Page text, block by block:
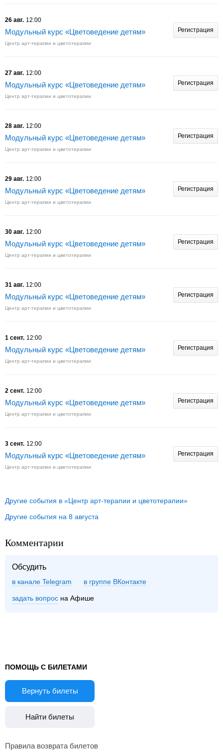
26 авг. 12:00
Модульный курс «Цветоведение детям»
Центр арт-терапии и цветотерапии
Регистрация
27 авг. 12:00
Модульный курс «Цветоведение детям»
Центр арт-терапии и цветотерапии
Регистрация
28 авг. 12:00
Модульный курс «Цветоведение детям»
Центр арт-терапии и цветотерапии
Регистрация
29 авг. 12:00
Модульный курс «Цветоведение детям»
Центр арт-терапии и цветотерапии
Регистрация
30 авг. 12:00
Модульный курс «Цветоведение детям»
Центр арт-терапии и цветотерапии
Регистрация
31 авг. 12:00
Модульный курс «Цветоведение детям»
Центр арт-терапии и цветотерапии
Регистрация
1 сент. 12:00
Модульный курс «Цветоведение детям»
Центр арт-терапии и цветотерапии
Регистрация
2 сент. 12:00
Модульный курс «Цветоведение детям»
Центр арт-терапии и цветотерапии
Регистрация
3 сент. 12:00
Модульный курс «Цветоведение детям»
Центр арт-терапии и цветотерапии
Регистрация
Другие события в «Центр арт-терапии и цветотерапии»
Другие события на 8 августа
Комментарии
Обсудить
в канале Telegram группе ВКонтакте
задать вопрос на Афише
ПОМОЩЬ С БИЛЕТАМИ
Вернуть билеты
Найти билеты
Правила возврата билетов